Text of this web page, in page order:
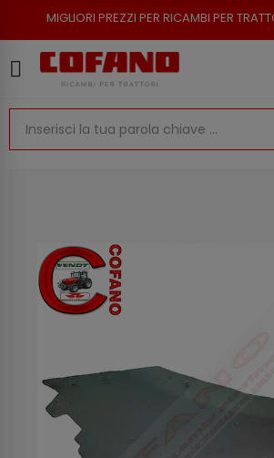
PREZZI PER RICAMBI PER TRATTORI -